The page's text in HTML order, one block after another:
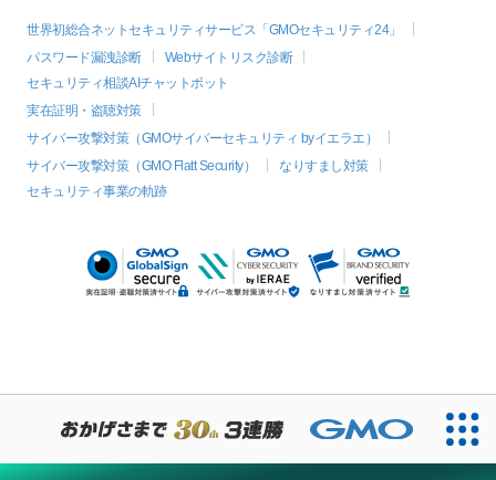
世界初総合ネットセキュリティサービス「GMOセキュリティ24」
パスワード漏洩診断
Webサイトリスク診断
セキュリティ相談AIチャットボット
実在証明・盗聴対策
サイバー攻撃対策（GMOサイバーセキュリティ byイエラエ）
サイバー攻撃対策（GMO Flatt Security）
なりすまし対策
セキュリティ事業の軌跡